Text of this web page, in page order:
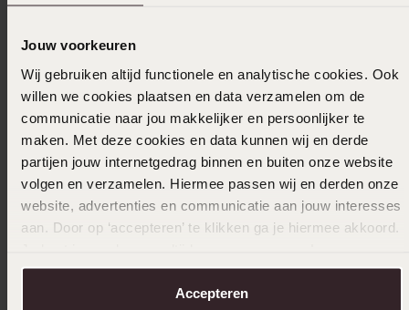
Jouw voorkeuren
Wij gebruiken altijd functionele en analytische cookies. Ook
willen we cookies plaatsen en data verzamelen om de
communicatie naar jou makkelijker en persoonlijker te
maken. Met deze cookies en data kunnen wij en derde
partijen jouw internetgedrag binnen en buiten onze website
volgen en verzamelen. Hiermee passen wij en derden onze
website, advertenties en communicatie aan jouw interesses
aan. Door op ‘accepteren’ te klikken ga je hiermee akkoord.
over in onscookiebeleid.
Accepteren
05-12-2025 - Dunia Amin
Prachtig
18-10-2025 - seBASTIAAN w.